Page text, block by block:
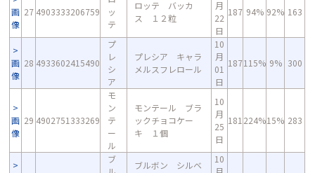
画
像
27 4903333206759
ッ
テ
ロッテ バッカ
ス １２粒
月
22
日
187 94% 92% 163
画
像
28 4933602415490
プ
レ
シ
ア
プレシア キャラ
メルスフレロール
10
月
01
日
187115% 9% 300
画
像
29 4902751333269
モ
ン
テ
ー
ル
モンテール ブラ
ックチョコケー
キ １個
10
月
25
日
181 224%15% 283
ブ
ブルボン シルベ
10